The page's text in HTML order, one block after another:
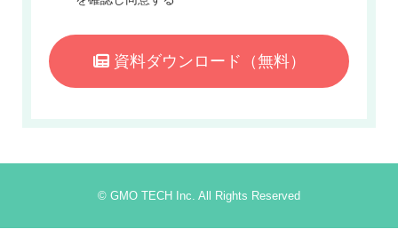
資料ダウンロード （無料）
© GMO TECH Inc. All Rights Reserved